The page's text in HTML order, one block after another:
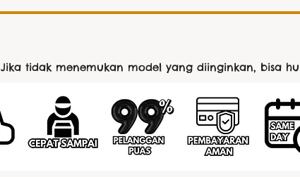
Jika tidak menemukan model yang diinginkan, bisa